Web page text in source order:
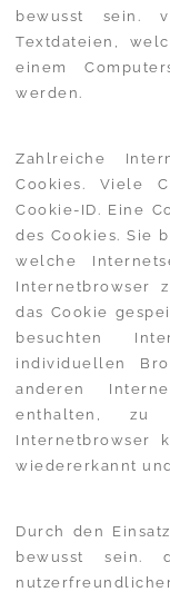
bewusst sein.
Textdateien,
einem
werden.
Zahlreiche
Cookies. Viele
Cookie-ID. Eine
des Cookies. Sie
welche
Internetbrowser
das Cookie
besuchten
individuellen
anderen
enthalten, zu
Internetbrowser
wiedererkannt
Durch den
bewusst sein.